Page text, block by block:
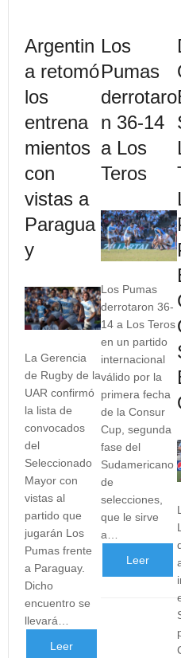
Argentin
a retomó
los
entrena
mientos
con
vistas a
Paragua
y
La Gerencia
de Rugby de la
UAR confirmó
la lista de
convocados
del
Seleccionado
Mayor con
vistas al
partido que
jugarán Los
Pumas frente
a Paraguay.
Dicho
encuentro se
llevará…
Leer
Los
Pumas
derrotaro
n 36-14
a Los
Teros
Los Pumas
derrotaron 36-
14 a Los Teros
en un partido
internacional
válido por la
primera fecha
de la Consur
Cup, segunda
fase del
Sudamericano
de
selecciones,
que le sirve
a…
Leer